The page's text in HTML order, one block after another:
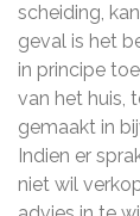
scheiding,
geval is het
in principe
van het huis,
gemaakt in
Indien er
niet wil